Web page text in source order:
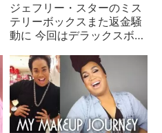
ジェフリー・スターのミス
テリーボックスまた返金騒
動に 今回はデラックスボッ